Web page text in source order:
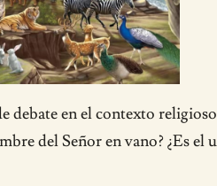
en el contexto
del Señor en vano? ¿Es el